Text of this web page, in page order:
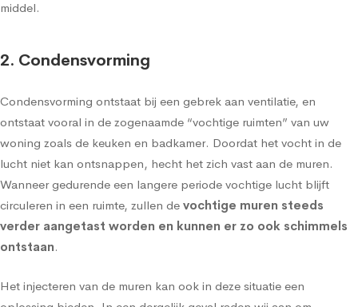
middel.
2. Condensvorming
Condensvorming ontstaat bij een gebrek aan ventilatie, en
ontstaat vooral in de zogenaamde “vochtige ruimten” van uw
woning zoals de keuken en badkamer. Doordat het vocht in de
lucht niet kan ontsnappen, hecht het zich vast aan de muren.
Wanneer gedurende een langere periode vochtige lucht blijft
circuleren in een ruimte, zullen de vochtige muren steeds
verder aangetast worden en kunnen er zo ook schimmels
ontstaan.
Het injecteren van de muren kan ook in deze situatie een